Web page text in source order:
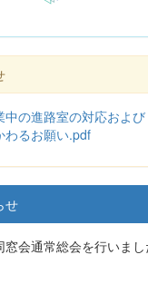
中の進路室の対応およ
わるお願い.pdf
せ
会通常総会を行いまし